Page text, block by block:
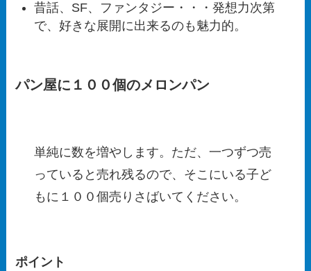
昔話、SF、ファンタジー・・・発想力次第
で、好きな展開に出来るのも魅力的。
パン屋に１００個のメロンパン
単純に数を増やします。ただ、一つずつ売
っていると売れ残るので、そこにいる子ど
もに１００個売りさばいてください。
ポイント